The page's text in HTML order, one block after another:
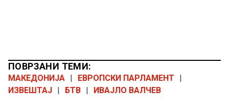
ПОВРЗАНИ ТЕМИ:
МАКЕДОНИЈА | ЕВРОПСКИ ПАРЛАМЕНТ
|
ИЗВЕШТАЈ | БТВ | ИВАЈЛО ВАЛЧЕВ